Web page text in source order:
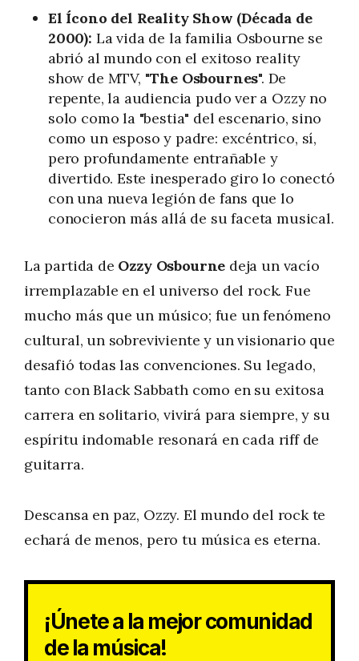
El Ícono del Reality Show (Década de
2000): La vida de la familia Osbourne se
abrió al mundo con el exitoso reality
show de MTV, "The Osbournes". De
repente, la audiencia pudo ver a Ozzy no
solo como la "bestia" del escenario, sino
como un esposo y padre: excéntrico, sí,
pero profundamente entrañable y
divertido. Este inesperado giro lo conectó
con una nueva legión de fans que lo
conocieron más allá de su faceta musical.
La partida de Ozzy Osbourne deja un vacío
irremplazable en el universo del rock. Fue
mucho más que un músico; fue un fenómeno
cultural, un sobreviviente y un visionario que
desafió todas las convenciones. Su legado,
tanto con Black Sabbath como en su exitosa
carrera en solitario, vivirá para siempre, y su
espíritu indomable resonará en cada riff de
guitarra.
Descansa en paz, Ozzy. El mundo del rock te
echará de menos, pero tu música es eterna.
¡Únete a la mejor comunidad
de la música!